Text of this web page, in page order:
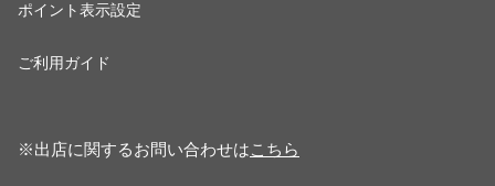
ポイント表示設定
ご利用ガイド
※出店に関するお問い合わせはこちら